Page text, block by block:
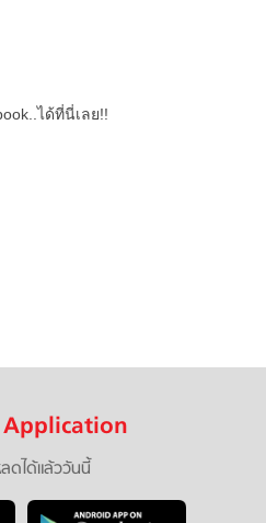
ได้ที่นี่เลย!!
ดได้แล้ววันนี้